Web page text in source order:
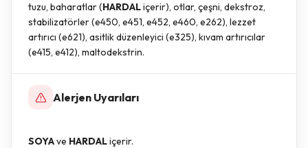
tuzu, baharatlar (HARDALiçerir), otlar, çeşni, dekstroz,
stabilizatörler (e450, e451, e452, e460, e262), lezzet
artırıcı (e621), asitlik düzenleyici (e325), kıvam artırıcılar
(e415, e412), maltodekstrin.
Alerjen Uyarıları
SOYAve HARDALiçerir.